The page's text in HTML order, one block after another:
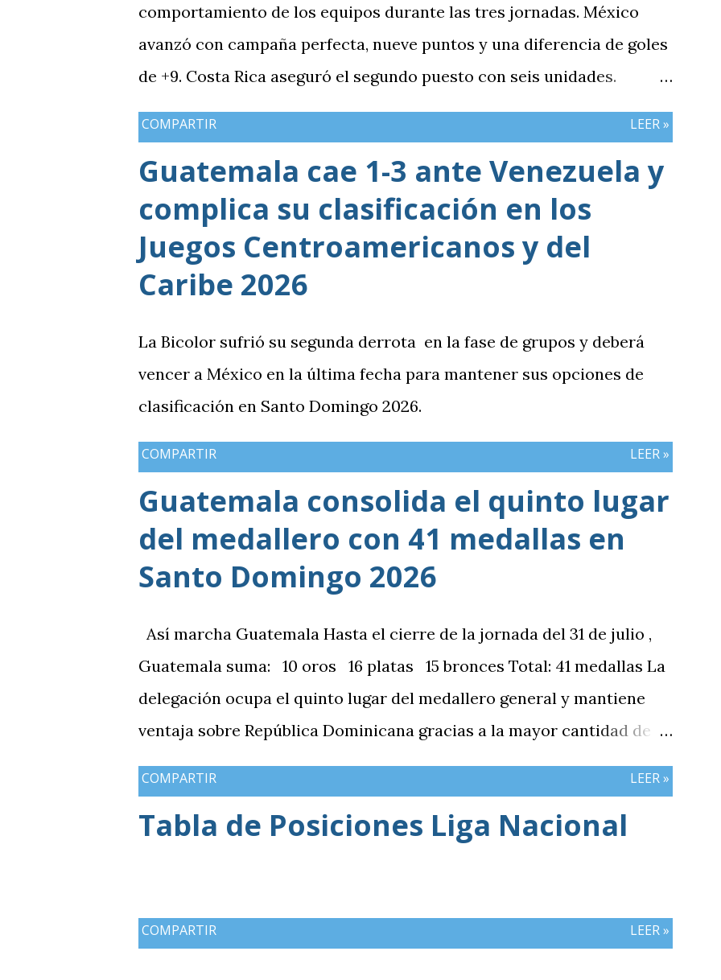
comportamiento de los equipos durante las tres jornadas. México
avanzó con campaña perfecta, nueve puntos y una diferencia de goles
de +9. Costa Rica aseguró el segundo puesto con seis unidades.
Guatemala finalizó tercera con tres puntos y diferencia de -1,
mientras Antigua y Barbuda cerró sin sumar. ¿Por qué Guatemala
terminó tercera y dependió de otros resultados? Porque el equipo
solo consiguió imponer condiciones frente al rival más débil del
grupo. En los dos partidos que definían la clasificación fue superado
en posesión, producción ofensiva y generación de ocasiones de gol. La
goleada frente a México terminó siendo la consecuencia más visible
de una diferencia que ya se había manifestado ante Costa Rica y que
obligó a la Bicolor a llegar a la última jornada pendiente de otros
resultados, particularmente del de Honduras vs. Panamá.
COMPARTIR LEER »
Guatemala cae 1-3 ante Venezuela y
complica su clasificación en los
Juegos Centroamericanos y del
Caribe 2026
La Bicolor sufrió su segunda derrota en la fase de grupos y deberá
vencer a México en la última fecha para mantener sus opciones de
clasificación en Santo Domingo 2026.
COMPARTIR LEER »
Guatemala consolida el quinto lugar
del medallero con 41 medallas en
Santo Domingo 2026
Así marcha Guatemala Hasta el cierre de la jornada del 31 de julio ,
Guatemala suma: 10 oros 16 platas 15 bronces Total: 41 medallas La
delegación ocupa el quinto lugar del medallero general y mantiene
ventaja sobre República Dominicana gracias a la mayor cantidad de
medallas de plata, aunque ambos países registran el mismo número
de oros (10).
COMPARTIR LEER »
Tabla de Posiciones Liga Nacional
COMPARTIR LEER »